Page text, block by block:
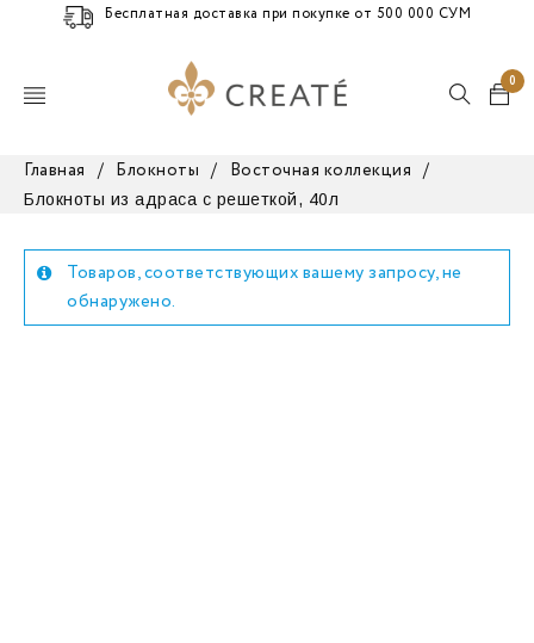
Бесплатная доставка при покупке от 500 000 СУМ
0
Главная / Блокноты / Восточная коллекция /
Блокноты из адраса с решеткой, 40л
Товаров, соответствующих вашему запросу, не
обнаружено.